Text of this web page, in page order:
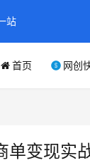
首页 网创
变现实
站